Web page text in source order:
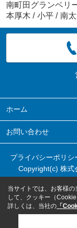
南町田グランベリ
本厚木 / 小平 / 南太
ホーム
お問い合わせ
プライバシーポリシ
Copyright(c) 株式
当サイトでは、お客様
して、クッキー（
詳しくは、当社の 「